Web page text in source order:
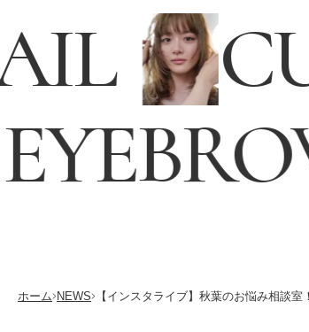
ホーム NEWS 【インスタライブ】秋葉のお悩み相談
RECRUITING